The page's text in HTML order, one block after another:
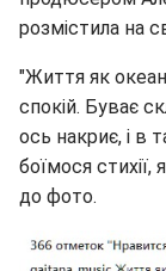
розмістила на
"Життя як
спокій. Буває
ось накриє, і в
боїмося
до фото.